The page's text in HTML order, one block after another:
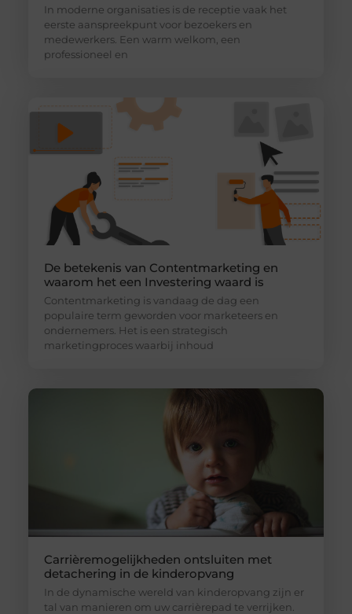
In moderne organisaties is de receptie vaak het
eerste aanspreekpunt voor bezoekers en
medewerkers. Een warm welkom, een
professioneel en
De betekenis van Contentmarketing en
waarom het een Investering waard is
Contentmarketing is vandaag de dag een
populaire term geworden voor marketeers en
ondernemers. Het is een strategisch
marketingproces waarbij inhoud
Carrièremogelijkheden ontsluiten met
detachering in de kinderopvang
In de dynamische wereld van kinderopvang zijn er
tal van manieren om uw carrièrepad te verrijken.